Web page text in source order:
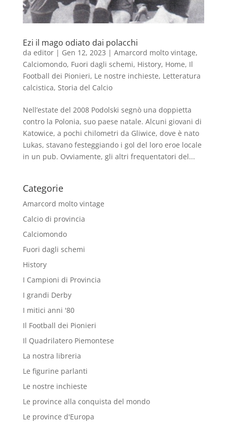
Ezi il mago odiato dai polacchi
da editor| Gen 12, 2023 | Amarcord molto vintage,
Calciomondo, Fuori dagli schemi, History, Home, Il
Football dei Pionieri, Le nostre inchieste, Letteratura
calcistica, Storia del Calcio
Nell’estate del 2008 Podolski segnò una doppietta
contro la Polonia, suo paese natale. Alcuni giovani di
Katowice, a pochi chilometri da Gliwice, dove è nato
Lukas, stavano festeggiando i gol del loro eroe locale
in un pub. Ovviamente, gli altri frequentatori del...
Categorie
Amarcord molto vintage
Calcio di provincia
Calciomondo
Fuori dagli schemi
History
I Campioni di Provincia
I grandi Derby
I mitici anni '80
Il Football dei Pionieri
Il Quadrilatero Piemontese
La nostra libreria
Le figurine parlanti
Le nostre inchieste
Le province alla conquista del mondo
Le province d'Europa